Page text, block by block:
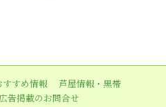
すすめ情報
芦屋情報・黒帯
広告掲載のお問合せ